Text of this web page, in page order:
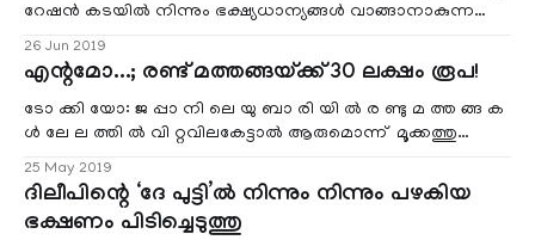
റേഷൻ കടയിൽ നിന്നും ഭക്ഷ്യധാന്യങ്ങൾ വാങ്ങാനാകുന്ന
കേന്ദ്ര പദ്ധതി കേരളത്തിലും നടപ്പാക്കു
26 Jun 2019
എന്റമോ...; രണ്ട്‍ മത്തങ്ങയ്ക്ക് 30 ലക്ഷം രൂപ!
ടോ ക്കി യോ: ജ പ്പാ നി ലെ യു ബാ രി യി ൽ ര ണ്ടു മ ത്ത ങ്ങ ക
ള്‍ ലേ ല ത്തി ൽ വി റ്റവിലകേട്ടാൽ ആരുമൊന്ന് മൂക്കത്തു
വിരലുവെച്ചുപോ
25 May 2019
ദിലീപിന്റെ ‘ദേ പുട്ടി’ൽ നിന്നും നിന്നും പഴകിയ
ഭക്ഷണം പിടിച്ചെടുത്തു